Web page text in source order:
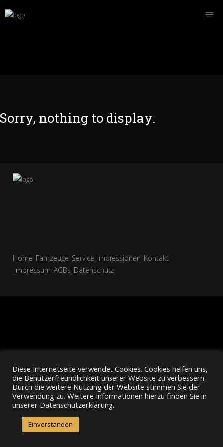
Sorry, nothing to display.
Home Fahrzeuge Service Impressionen Kontakt
Impressum AGBs Datenschutz
Diese Internetseite verwendet Cookies. Cookies helfen uns,
die Benutzerfreundlichkeit unserer Website zu verbessern.
Durch die weitere Nutzung der Website stimmen Sie der
Verwendung zu. Weitere Informationen hierzu finden Sie in
unserer Datenschutzerklärung.
Einverstanden